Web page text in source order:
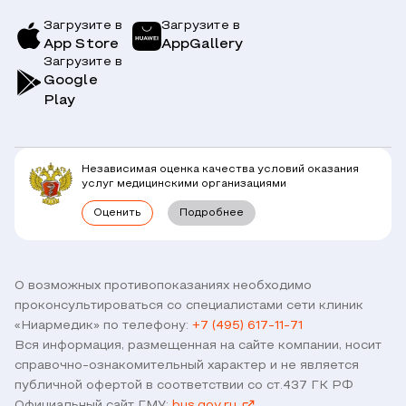
Врачи
Клиники
Комплексные программы
Наши партнеры и клиенты
Заболевания
Симптомы
Правовая информация
Горячая линия / контроль качества
Связь с директором
Версия для слабовидящих
Вопрос-Ответ по ОМС
Прямое прикрепление сотрудников
Договор оферты
Оставить отзыв
О возможных противопоказаниях необходимо
проконсультироваться со специалистами сети клиник
«Ниармедик» по телефону: +7 (495) 617-11-71
Вся информация, размещенная на сайте компании, носит
справочно-ознакомительный характер и не является
публичной офертой в соответствии со ст.437 ГК РФ
Загрузите в
App Store
Загрузите в
AppGallery
Загрузите в
Google
Play
Независимая оценка качества условий оказания
услуг медицинскими организациями
Оценить Подробнее